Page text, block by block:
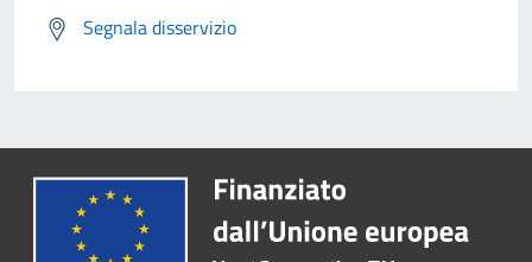
Segnala disservizio